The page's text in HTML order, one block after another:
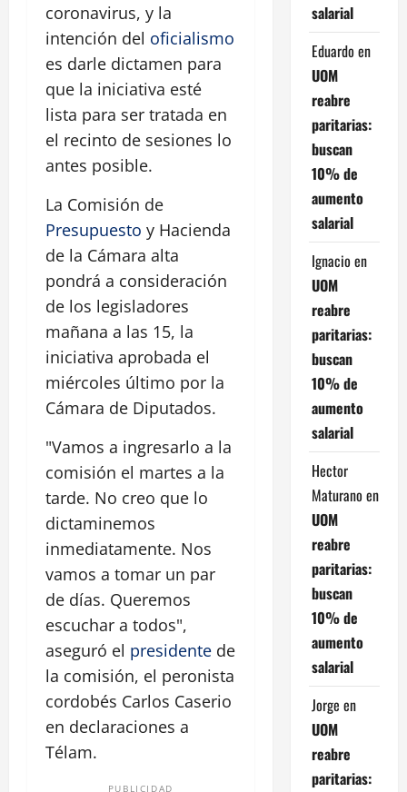
coronavirus, y la
intención del oficialismo
es darle dictamen para
que la iniciativa esté
lista para ser tratada en
el recinto de sesiones lo
antes posible.
La Comisión de
Presupuesto y Hacienda
de la Cámara alta
pondrá a consideración
de los legisladores
mañana a las 15, la
iniciativa aprobada el
miércoles último por la
Cámara de Diputados.
"Vamos a ingresarlo a la
comisión el martes a la
tarde. No creo que lo
dictaminemos
inmediatamente. Nos
vamos a tomar un par
de días. Queremos
escuchar a todos",
aseguró el presidente de
la comisión, el peronista
cordobés Carlos Caserio
en declaraciones a
Télam.
PUBLICIDAD
salarial
Eduardo en
UOM
reabre
paritarias:
buscan
10% de
aumento
salarial
Ignacio en
UOM
reabre
paritarias:
buscan
10% de
aumento
salarial
Hector
Maturano en
UOM
reabre
paritarias:
buscan
10% de
aumento
salarial
Jorge en
UOM
reabre
paritarias: